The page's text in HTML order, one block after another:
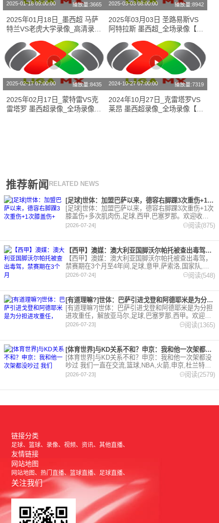
2025-01-18 09:00:00 播放量:3665
2025年01月18日_墨西超 马萨
特兰VS老虎大学录像_高清录像
【全场回放】
2025-03-03 08:00:00 播放量:8942
2025年03月03日 圣路易斯VS
阿特拉斯 墨西超_全场录像【全
2025-02-17 07:00:00 播放量:8435
2025年02月17日_蒙特雷VS克
雷塔罗 墨西超录像_全场录像
2024-10-27 07:00:00 播放量:7319
2024年10月27日_克雷塔罗VS
莱昂 墨西超录像_全场录像【视
推荐新闻 RELATED NEWS
[足球]世体：加盟巴萨以来，德容右脚踝3次重伤+1次膝盖伤+
[足球]世体：加盟巴萨以来，德容右脚踝3次重伤+1次
膝盖伤+多次肌肉伤,足球,西甲,巴塞罗那。欢迎收藏
本站，24小时为你更新最新的足球，篮球体育资讯。
[2026-07-24] 阅读(875)
【西甲】澳媒：澳大利亚国脚沃尔帕托被查出毒驾，禁赛期在3个月
【西甲】澳媒：澳大利亚国脚沃尔帕托被查出毒驾，
禁赛期在3个月至4年间,足球,意甲,萨索洛,国家队,澳
大利亚,英超,西甲,德甲,法甲,五洲。欢迎收藏本站，
[2026-07-24] 阅读(548)
[有道理嘛?]世体：巴萨引进戈登和阿德耶米是为分担进攻重任，
[有道理嘛?]世体：巴萨引进戈登和阿德耶米是为分担
进攻重任，解放亚马尔,足球,巴塞罗那,西甲。欢迎收
藏本站，24小时为你更新最新的足球，篮球体育资
[2026-07-23] 阅读(1365)
[体育世界]与KD关系不和？申京：我和他一次架都没吵过 我们
[体育世界]与KD关系不和？申京：我和他一次架都没
吵过 我们一直在交流,篮球,NBA,火箭,申京,杜兰特。
欢迎收藏本站，24小时为你更新最新的足球，篮球体
[2026-07-23] 阅读(2579)
链接分类
足球 篮球 录像 视频 资讯 其他直播
友情链接
网站地图
网站地图 热门直播 篮球直播 足球直播
关注我们